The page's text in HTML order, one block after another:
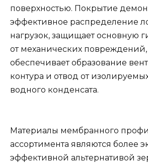
поверхностью. Покрытие
эффективное распределение
нагрузок, защищает основную
от механических повреждений,
обеспечивает образование
контура и отвод от
водного конденсата.
Материалы мембранного
ассортимента являются более
эффективной альтернативой